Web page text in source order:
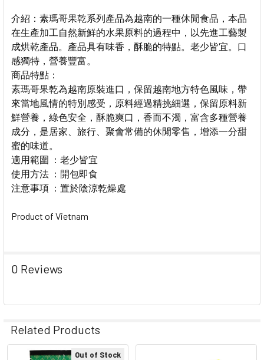
介紹：素瑪哥果乾系列產品為越南的一種休閒食品，本品
在生產加工自然新鮮的水果原料的過程中，以先進工藝製
成烘乾產品。產品具有味香，酥脆的特點。老少皆宜。口
感獨特，營養豐富。
商品特點：
素瑪哥果乾為越南原裝進口，保留越南地方特色風味，帶
來當地風情的特別感受，原料經過精挑細選，保留原料新
鮮營養，綠色安全，酥脆爽口，香而不濁，富含多種營養
成分，是居家、旅行、聚會常備的休閒零售，增添一分甜
蜜的味道。
適用範圍 ：老少皆宜
使用方法 ：開包即食
注意事項 ：置於陰涼乾燥處
Product of Vietnam
0 Reviews
Related Products
Out of Stock